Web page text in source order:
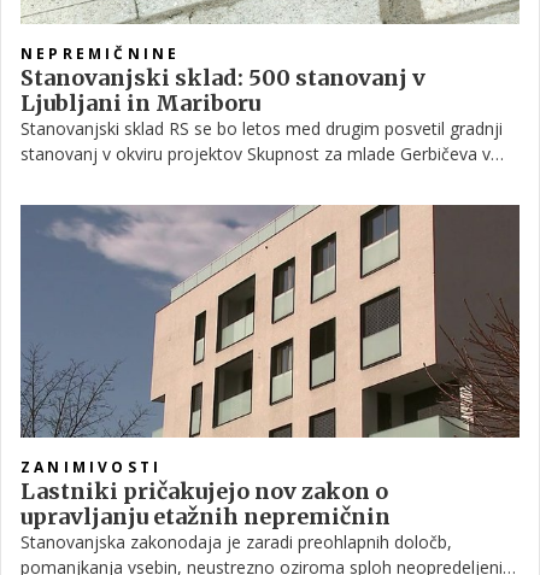
NEPREMIČNINE
Stanovanjski sklad: 500 stanovanj v
Ljubljani in Mariboru
Stanovanjski sklad RS se bo letos med drugim posvetil gradnji
stanovanj v okviru projektov Skupnost za mlade Gerbičeva v
podali vlogi za pridobitev gradbenega dovoljenja, gradnja
skupno več kot 500 stanovanj bo stekla še letos.
ZANIMIVOSTI
Lastniki pričakujejo nov zakon o
upravljanju etažnih nepremičnin
Stanovanjska zakonodaja je zaradi preohlapnih določb,
pomanjkanja vsebin, neustrezno oziroma sploh neopredeljenih